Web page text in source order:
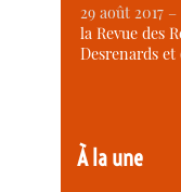
29 août 2017 –
la Revue des
Desrenards
À la une